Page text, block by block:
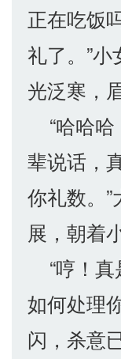
正在吃饭
礼了。”
光泛寒，
“哈哈哈
辈说话，
你礼数。
展，朝着
“哼！真
如何处理
闪，杀意